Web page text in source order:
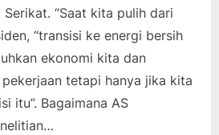
“Saat kita pulih dari
“transisi ke energi bersih
ekonomi kita dan
tetapi hanya jika kita
itu”. Bagaimana AS